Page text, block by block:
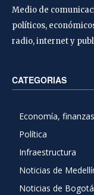
Medio de
políticos,
radio, internet y
CATEGORIAS
Economía,
Política
Infraestructura
Noticias de
Noticias de Bogotá